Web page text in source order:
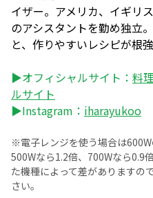
イザー。アメリカ、イギリ
のアシスタントを勤め独立
と、作りやすいレシピが根強
▶オフィシャルサイト： 料
ルサイト
▶Instagram： iharayukoo
※電子レンジを使う場合は600W
500Wなら1.2倍、700Wなら0.9
た機種によって差がありますの
さい。